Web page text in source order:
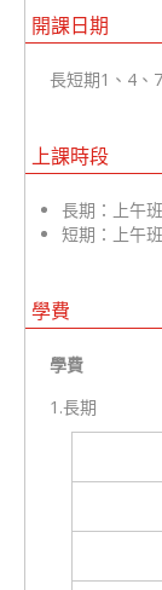
開課日期
長短期1、4、
上課時段
長期：上午
短期：上午
學費
學費
1.長期